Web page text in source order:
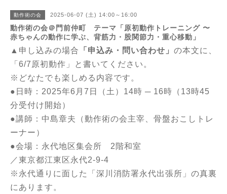
動作術の会 2025-06-07 (土) 14:00～16:00
動作術の会＠門前仲町 テーマ「原初動作トレーニング 〜
赤ちゃんの動作に学ぶ、背筋力・股関節力・重心移動」
▲申し込みの場合 「申込み・問い合わせ」 の本文に、
「6/7原初動作」と書いてください。
※どなたでも楽しめる内容です。
●日時：2025年6月7日（土）14時 ─ 16時（13時45
分受付け開始）
●講師：中島章夫（動作術の会主宰、骨盤おこしトレ
ーナー）
●会場：永代地区集会所 2階和室
／東京都江東区永代2-9-4
※永代通りに面した「深川消防署永代出張所」の真裏
にあります。